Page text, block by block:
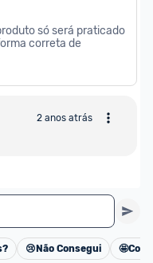
só será praticado
correta de
2 anos atrás
Cancelar
😢 Não Consegui 🤩